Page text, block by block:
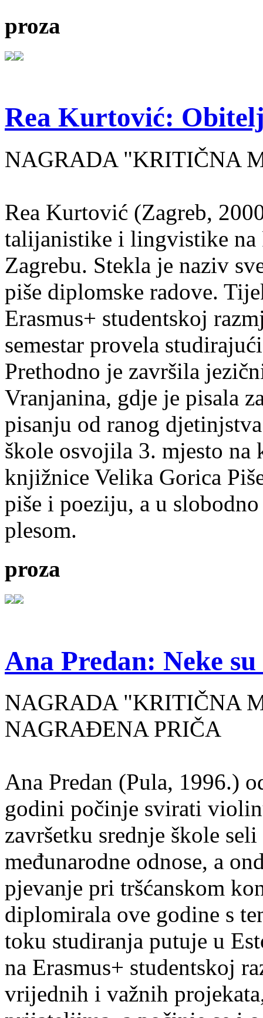
proza
Rea Kurtović:
NAGRADA "KRITIČNA
Rea Kurtović (Zagreb,
talijanistike i lingvistike
Zagrebu. Stekla je naziv
piše diplomske radove.
Erasmus+ studentskoj
semestar provela
Prethodno je završila
Vranjanina, gdje je pisala
pisanju od ranog
škole osvojila 3. mjesto na
knjižnice Velika Gorica
piše i poeziju, a u
plesom.
proza
Ana Predan: Neke
NAGRADA "KRITIČNA
NAGRAĐENA PRIČA
Ana Predan (Pula, 1996.)
godini počinje svirati
završetku srednje škole
međunarodne odnose, a
pjevanje pri tršćanskom
diplomirala ove godine s
toku studiranja putuje u
na Erasmus+ studentskoj
vrijednih i važnih